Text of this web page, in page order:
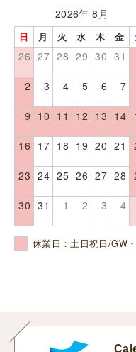
2026年 8月
日 月 火 水 木 金
26 27 28 29 30 31
2 3 4 5 6 7
9 10 11 12 13 14
16 17 18 19 20 21
23 24 25 26 27 28
30 31 1 2 3 4
休業日：土日祝日/GW